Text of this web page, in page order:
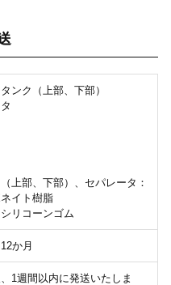
ンク（上部、下部）
上部、下部）、セパレータ：
イト樹脂
リコーンゴム
か月
1週間以内に発送いたしま